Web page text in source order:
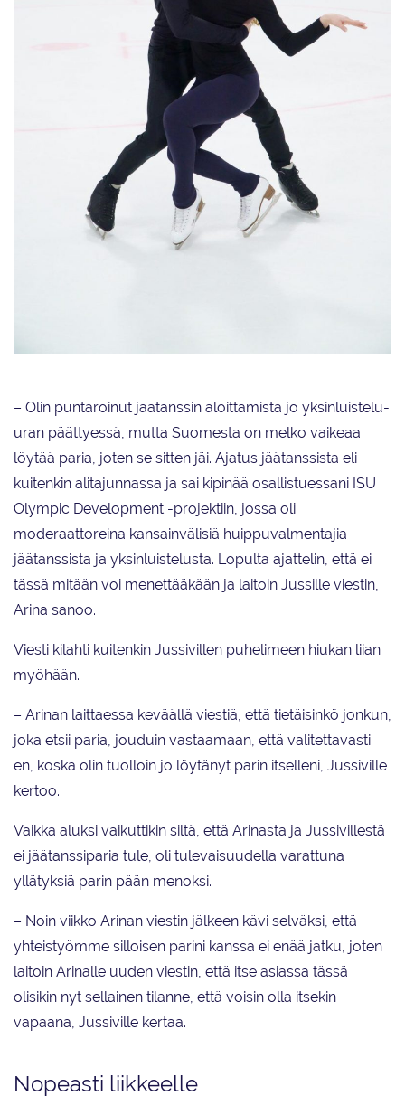
– Olin puntaroinut jäätanssin aloittamista jo yksinluistelu-
uran päättyessä, mutta Suomesta on melko vaikeaa
löytää paria, joten se sitten jäi. Ajatus jäätanssista eli
kuitenkin alitajunnassa ja sai kipinää osallistuessani ISU
Olympic Development -projektiin, jossa oli
moderaattoreina kansainvälisiä huippuvalmentajia
jäätanssista ja yksinluistelusta. Lopulta ajattelin, että ei
tässä mitään voi menettääkään ja laitoin Jussille viestin,
Arina sanoo.
Viesti kilahti kuitenkin Jussivillen puhelimeen hiukan liian
myöhään.
– Arinan laittaessa keväällä viestiä, että tietäisinkö jonkun,
joka etsii paria, jouduin vastaamaan, että valitettavasti
en, koska olin tuolloin jo löytänyt parin itselleni, Jussiville
kertoo.
Vaikka aluksi vaikuttikin siltä, että Arinasta ja Jussivillestä
ei jäätanssiparia tule, oli tulevaisuudella varattuna
yllätyksiä parin pään menoksi.
– Noin viikko Arinan viestin jälkeen kävi selväksi, että
yhteistyömme silloisen parini kanssa ei enää jatku, joten
laitoin Arinalle uuden viestin, että itse asiassa tässä
olisikin nyt sellainen tilanne, että voisin olla itsekin
vapaana, Jussiville kertaa.
Nopeasti liikkeelle